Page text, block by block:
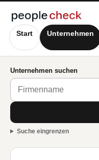
Start Unternehmen
Unternehmen suchen
Suche eingrenzen